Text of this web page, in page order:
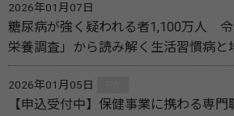
2026年01月07日
糖尿病が強く疑われる者1,100万人 令
栄養調査」から読み解く生活習慣病と
2026年01月05日
【申込受付中】保健事業に携わる専